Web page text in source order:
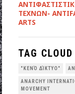
ΤΕΧΝΩΝ-
ARTS
TAG CLOUD
"ΚΕΝΌ ΔΊΚΤΥΟ"
ANARCHY
MOVEMENT